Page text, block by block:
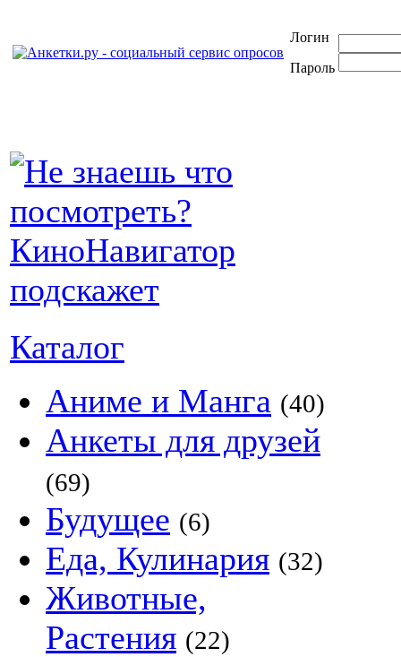
Логин
Пароль
Каталог
Аниме и Манга (40)
Анкеты для друзей
(69)
Будущее (6)
Еда, Кулинария (32)
Животные,
Растения (22)